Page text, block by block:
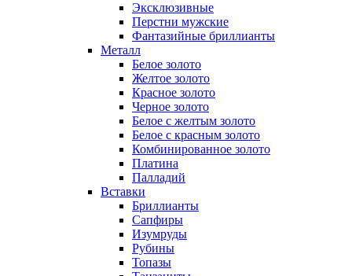
Эксклюзивные
Перстни мужские
Фантазийные бриллианты
Металл
Белое золото
Желтое золото
Красное золото
Черное золото
Белое с желтым золото
Белое с красным золото
Комбинированное золото
Платина
Палладий
Вставки
Бриллианты
Сапфиры
Изумруды
Рубины
Топазы